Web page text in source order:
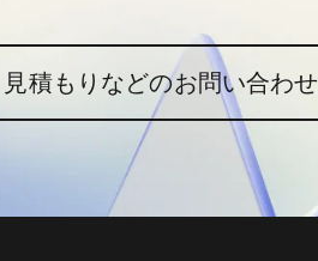
見積もりなどのお問い合わせ